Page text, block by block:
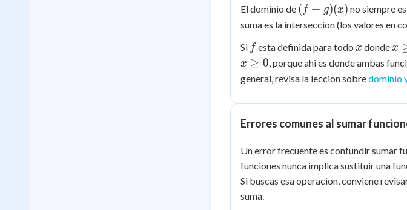
El dominio de (f+g)
(x)
(f + g)(x) no siempre
suma es la interseccion (los valores en
Si ff esta definida para todo x
x donde x
0
x
x ≥ 0 , porque ahi es donde ambas
general, revisa la leccion sobredominio
Errores comunes al sumar
Un error frecuente es confundir sumar
funciones nunca implica sustituir una
Si buscas esa operacion, conviene
suma.